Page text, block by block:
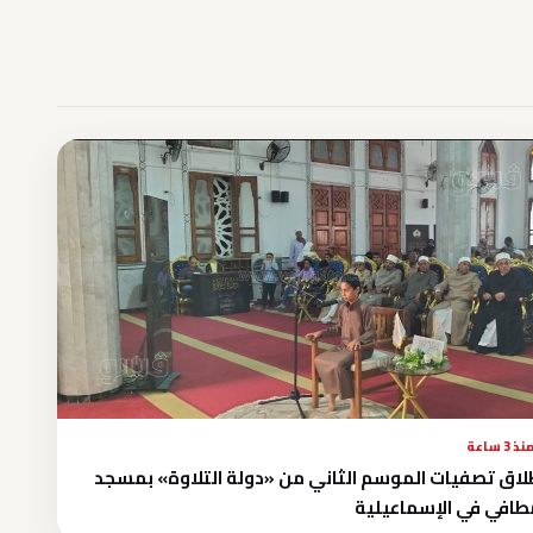
منذ 3 ساعة
تصفيات الموسم الثاني من «دولة التلاوة» بمسجد
في الإسماعيلية